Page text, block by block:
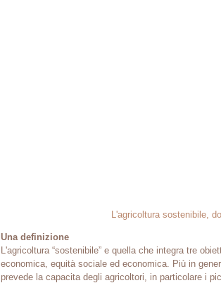
L'agricoltura sostenibile,
Una definizione
L'agricoltura “sostenibile” e quella che integra tre
economica, equità sociale ed economica. Più in
prevede la capacita degli agricoltori, in particolare i